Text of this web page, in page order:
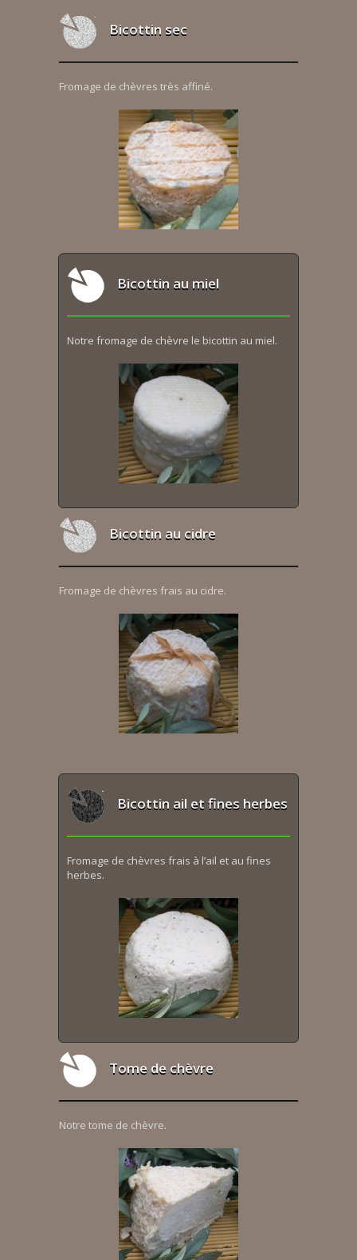
Bicottin sec
Fromage de chèvres très affiné.
Bicottin au miel
Notre fromage de chèvre le bicottin au miel.
Bicottin au cidre
Fromage de chèvres frais au cidre.
Bicottin ail et fines herbes
Fromage de chèvres frais à l’ail et au fines
herbes.
Tome de chèvre
Notre tome de chèvre.